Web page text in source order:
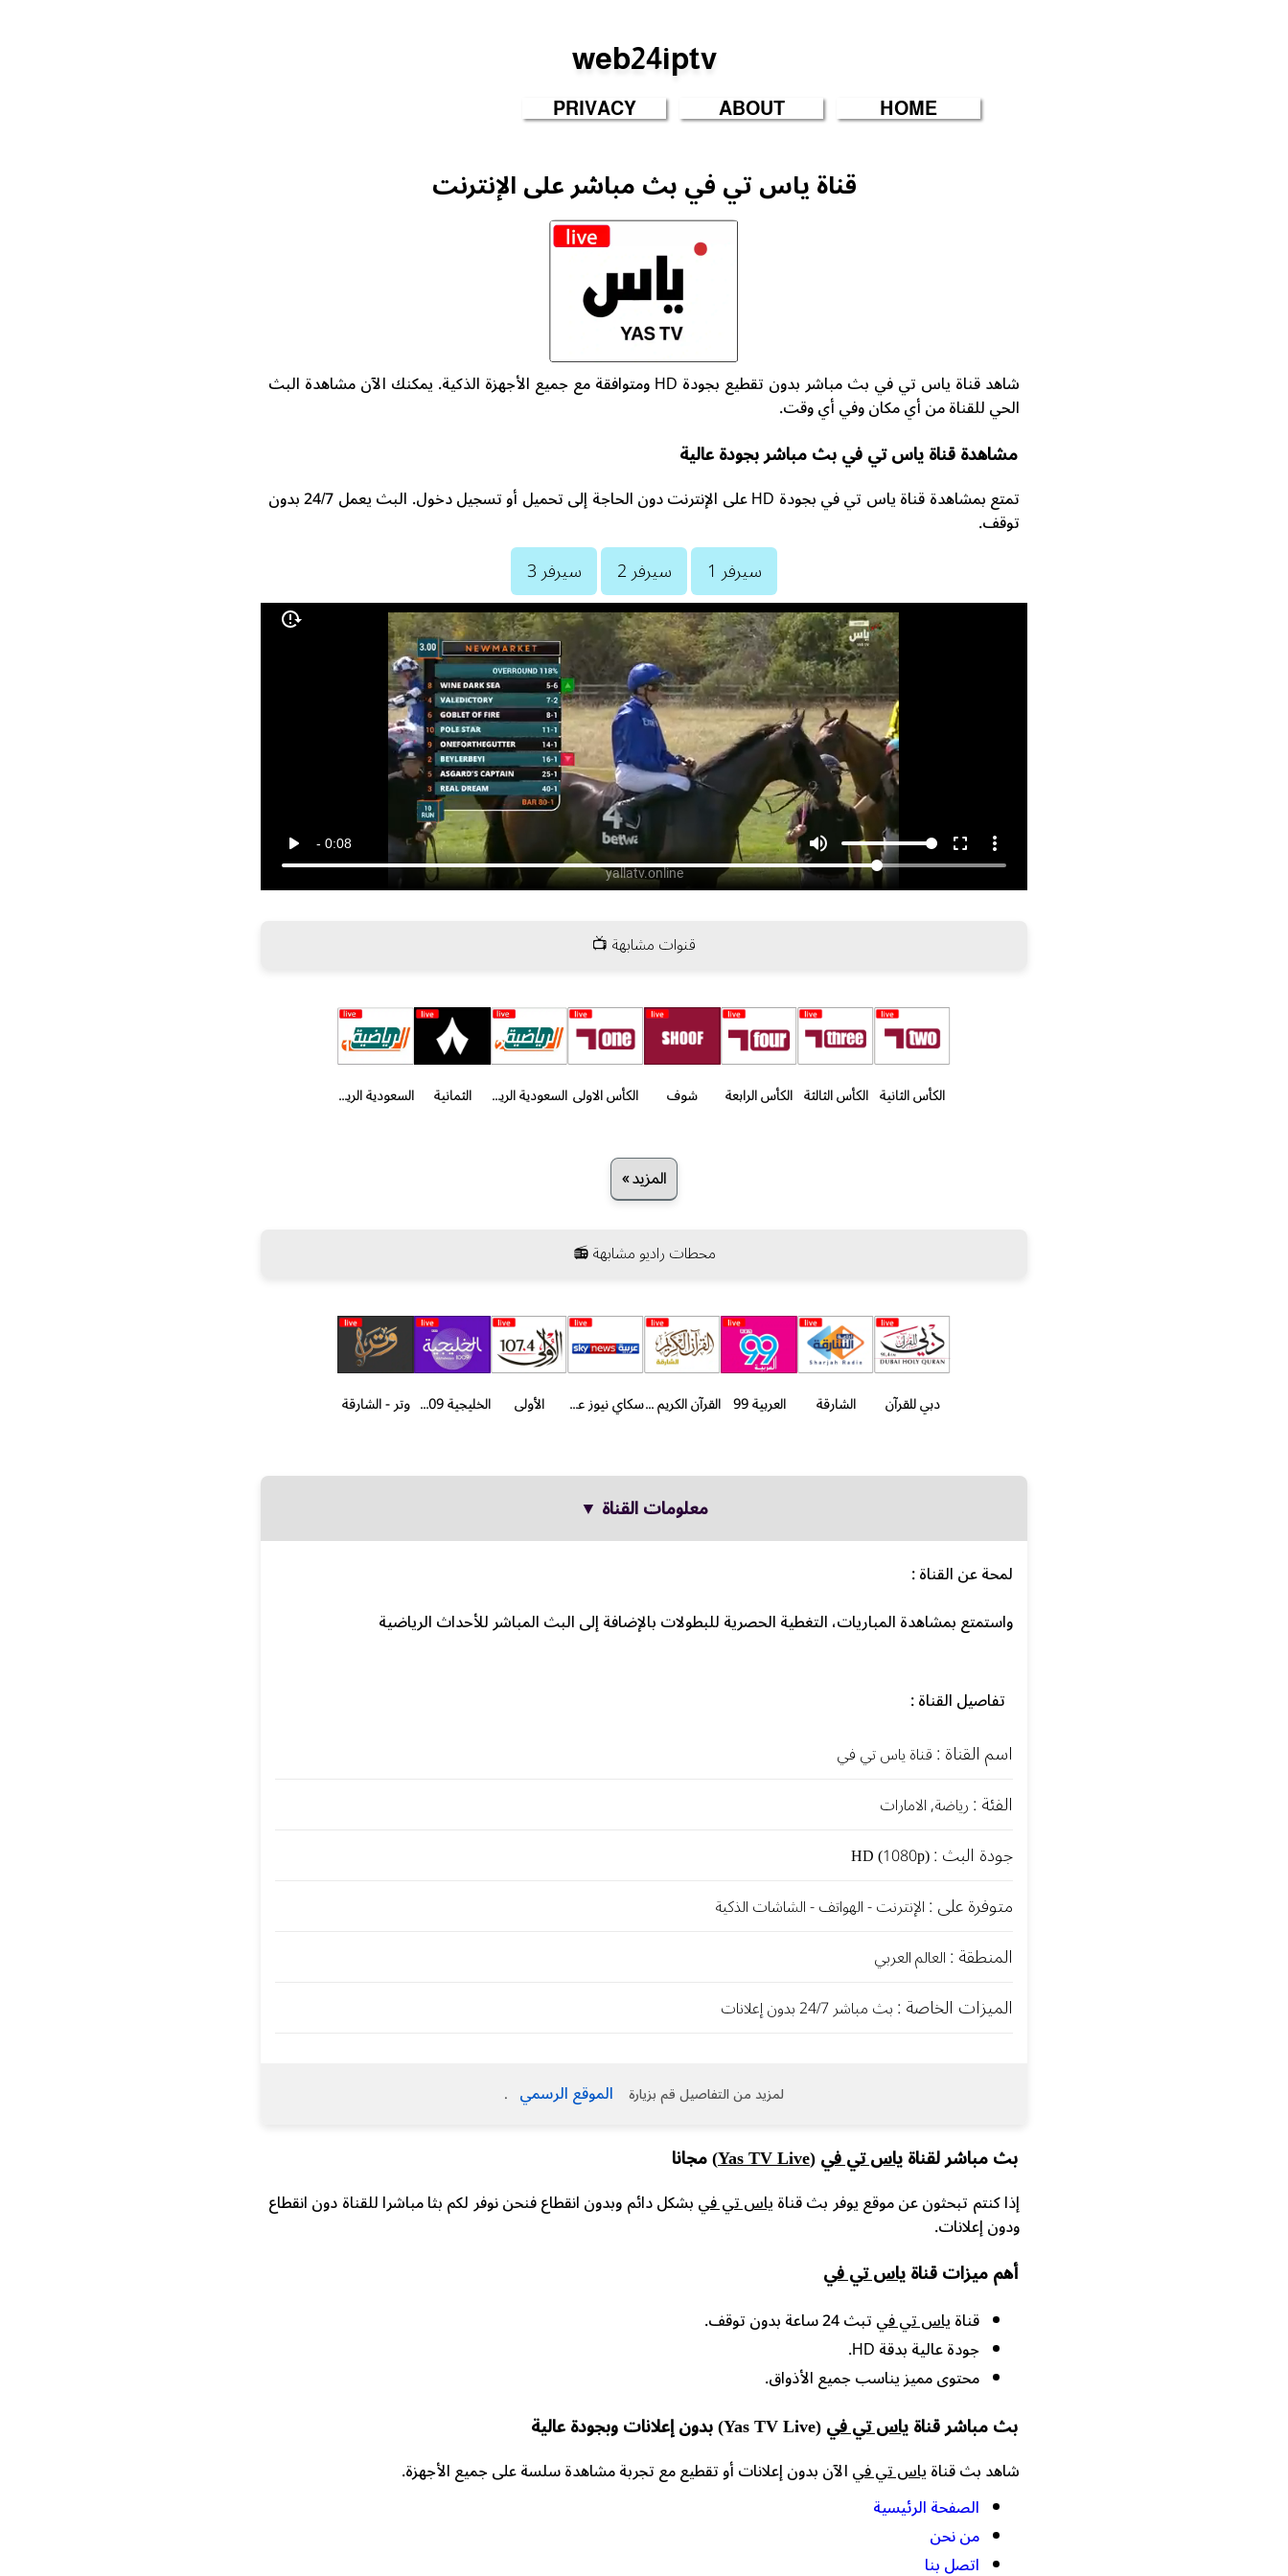
web24iptv
HOME
ABOUT
PRIVACY
قناة ياس تي في بث مباشر على الإنترنت
شاهد قناة ياس تي في بث مباشر بدون تقطيع بجودة HD ومتوافقة مع جميع الأجهزة الذكية. يمكنك الآن مشاهدة البث
الحي للقناة من أي مكان وفي أي وقت.
مشاهدة قناة ياس تي في بث مباشر بجودة عالية
تمتع بمشاهدة قناة ياس تي في بجودة HD على الإنترنت دون الحاجة إلى تحميل أو تسجيل دخول. البث يعمل 24/7 بدون
توقف.
قنوات مشابهة 📺
الكأس الثانية الكأس الثالثة الكأس الرابعة شوف الكأس الاولى السعودية الرياضية الثانية الثمانية السعودية الرياضية الاولى
المزيد »
محطات راديو مشابهة 📻
دبي للقرآن الشارقة العربية 99 القرآن الكريم الشارقة سكاي نيوز عربية الأولى الخليجية 1009 وتر - الشارقة
معلومات القناة ▼
لمحة عن القناة :
واستمتع بمشاهدة المباريات، التغطية الحصرية للبطولات بالإضافة إلى البث المباشر للأحداث الرياضية
تفاصيل القناة :
اسم القناة :قناة ياس تي في
الفئة :رياضة, الامارات
جودة البث :
متوفرة على :الإنترنت - الهواتف - الشاشات الذكية
المنطقة :العالم العربي
الميزات الخاصة :بث مباشر 24/7 بدون إعلانات
لمزيد من التفاصيل قم بزيارة الموقع الرسمي .
بث مباشر لقناةياس تي في(Yas TV Live) مجانا
إذا كنتم تبحثون عن موقع يوفر بث قناةياس تي فيبشكل دائم وبدون انقطاع فنحن نوفر لكم بثا مباشرا للقناة دون انقطاع
ودون إعلانات.
أهم ميزات قناةياس تي في
قناةياس تي فيتبث 24 ساعة بدون توقف.
جودة عالية بدقة HD.
محتوى مميز يناسب جميع الأذواق.
بث مباشر قناةياس تي في(Yas TV Live) بدون إعلانات وبجودة عالية
شاهد بث قناةياس تي فيالآن بدون إعلانات أو تقطيع مع تجربة مشاهدة سلسة على جميع الأجهزة.
الصفحة الرئيسية
من نحن
اتصل بنا